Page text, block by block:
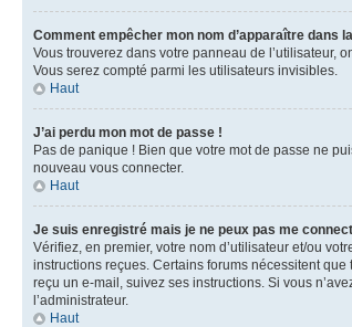
Comment empêcher mon nom d’apparaître dans
Vous trouverez dans votre panneau de l’utilisateur,
Vous serez compté parmi les utilisateurs invisibles.
Haut
J’ai perdu mon mot de passe !
Pas de panique ! Bien que votre mot de passe ne
nouveau vous connecter.
Haut
Je suis enregistré mais je ne peux pas me
Vérifiez, en premier, votre nom d’utilisateur et/ou
instructions reçues. Certains forums nécessitent
reçu un e-mail, suivez ses instructions. Si vous
l’administrateur.
Haut